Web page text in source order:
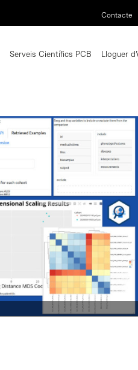
Contacte
Serveis Científics PCB Lloguer